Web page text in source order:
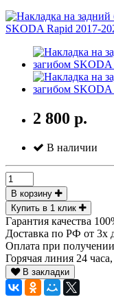
2 800 р.
В наличии
В корзину
Купить в 1 клик
Гарантия качества
Доставка по РФ от 3х
Оплата при получении
Горячая линия 24
В закладки